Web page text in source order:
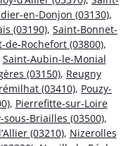
en-Donjon (03130),
(03190), Saint-Bonnet-
de-Rochefort (03800),
Saint-Aubin-le-Monial
(03150), Reugny
(03410), Pouzy-
, Pierrefitte-sur-Loire
sous-Briailles (03500),
(03210), Nizerolles